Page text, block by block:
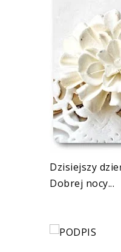
Dzisiejszy
Dobrej nocy...